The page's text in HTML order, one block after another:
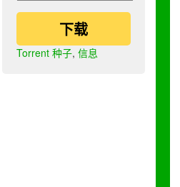
下载
Torrent 种子, 信息